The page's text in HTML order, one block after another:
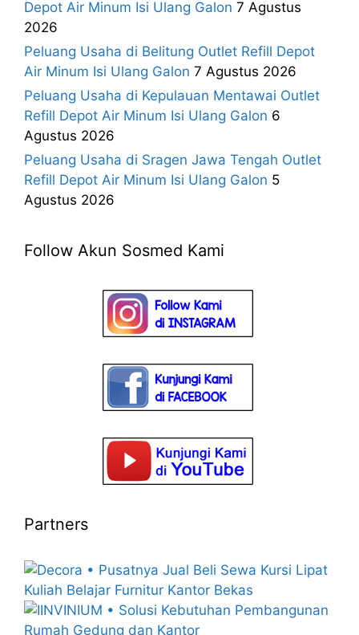
Depot Air Minum Isi Ulang Galon 7 Agustus
2026
Peluang Usaha di Belitung Outlet Refill Depot
Air Minum Isi Ulang Galon 7 Agustus 2026
Peluang Usaha di Kepulauan Mentawai Outlet
Refill Depot Air Minum Isi Ulang Galon 6
Agustus 2026
Peluang Usaha di Sragen Jawa Tengah Outlet
Refill Depot Air Minum Isi Ulang Galon 5
Agustus 2026
Follow Akun Sosmed Kami
Partners